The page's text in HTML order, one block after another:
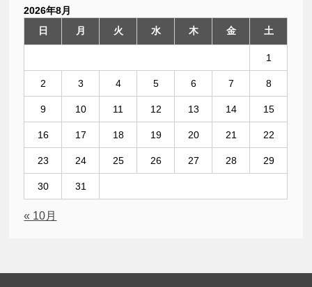
2026年8月
日
月 火 水 木 金 土
1
2 3 4 5 6 7 8
9 10 11 12 13 14 15
16 17 18 19 20 21 22
23 24 25 26 27 28 29
30 31
« 10月